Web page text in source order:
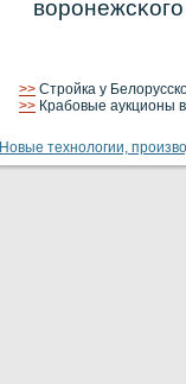
>> Стройка у
>> Крабовые аукционы
Новые технологии,